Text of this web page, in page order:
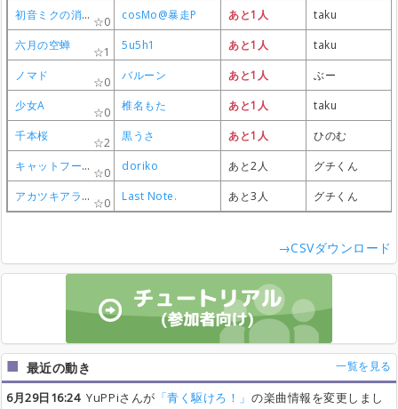
初音ミクの消失
0 cosMo@暴走P あと1人
taku
六月の空蝉
1 5u5h1 あと1人
taku
ノマド
0 バルーン あと1人
ぶー
少女A
0 椎名もた あと1人
taku
千本桜
2 黒うさ あと1人
ひのむ
キャットフード
0 doriko あと2人
グチくん
アカツキアライヴァル
0 Last Note. あと3人 グチくん
初音ミクの消失
0 cosMo@暴走P あと1人
taku
六月の空蝉
1 5u5h1 あと1人
taku
ノマド
0 バルーン あと1人
ぶー
少女A
0 椎名もた あと1人
taku
千本桜
2 黒うさ あと1人
ひのむ
キャットフード
0 doriko あと2人
グチくん
アカツキアライヴァル
0 Last Note. あと3人 グチくん
初音ミクの消失
0 cosMo@暴走P あと1人
taku
六月の空蝉
1 5u5h1 あと1人
taku
ノマド
0 バルーン あと1人
ぶー
少女A
0 椎名もた あと1人
taku
千本桜
2 黒うさ あと1人
ひのむ
キャットフード
0 doriko あと2人
グチくん
アカツキアライヴァル
0 Last Note. あと3人 グチくん
初音ミクの消失
0 cosMo@暴走P あと1人
taku
六月の空蝉
1 5u5h1 あと1人
taku
ノマド
0 バルーン あと1人
ぶー
少女A
0 椎名もた あと1人
taku
千本桜
2 黒うさ あと1人
ひのむ
キャットフード
0 doriko あと2人
グチくん
アカツキアライヴァル
0 Last Note. あと3人 グチくん
→CSVダウンロード
最近の動き 一覧を見る
6月29日16:24YuPPiさんが 「青く駆けろ！」 の楽曲情報を変更しまし